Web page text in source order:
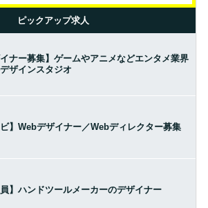
ピックアップ求人
イナー募集】ゲームやアニメなどエンタメ業界
ザインスタジオ
ビ】Webデザイナー／Webディレクター募集
員】ハンドツールメーカーのデザイナー